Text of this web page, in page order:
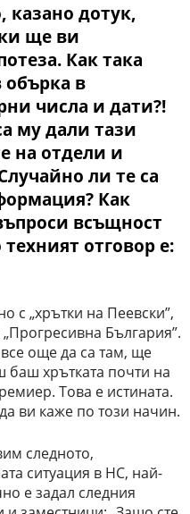
казано дотук,
ще ви
Как така
в
числа и дати?!
му дали тази
на отдели и
ли те са
Как
всъщност
отговор е:
с „хрътки на Пеевски”,
България”.
още да са там, ще
баш хрътката почти на
Това е истината.
ви каже по този начин.
следното,
ситуация в НС, най-
е задал следния